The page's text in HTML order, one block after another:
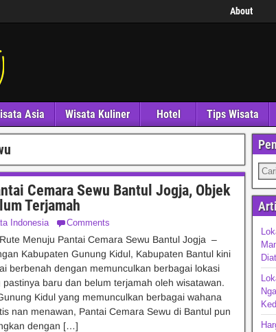
About
Asia Wisata Kuliner Hotel Tips Wisata
Cemara Sewu Bantul Jogja, Objek
Terjamah
Indonesia Comments
Menuju Pantai Cemara Sewu Bantul Jogja –
Kabupaten Gunung Kidul, Kabupaten Bantul kini
berbenah dengan memunculkan berbagai lokasi
pastinya baru dan belum terjamah oleh wisatawan.
Kidul yang memunculkan berbagai wahana
nan menawan, Pantai Cemara Sewu di Bantul pun
dengan […]